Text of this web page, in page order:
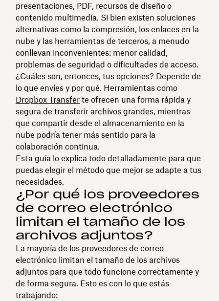
presentaciones, PDF, recursos de diseño o
contenido multimedia. Si bien existen soluciones
alternativas como la compresión, los enlaces en la
nube y las herramientas de terceros, a menudo
conllevan inconvenientes: menor calidad,
problemas de seguridad o dificultades de acceso.
¿Cuáles son, entonces, tus opciones? Depende de
lo que envíes y por qué. Herramientas como
Dropbox Transfer te ofrecen una forma rápida y
segura de transferir archivos grandes, mientras
que compartir desde el almacenamiento en la
nube podría tener más sentido para la
colaboración continua.
Esta guía lo explica todo detalladamente para que
puedas elegir el método que mejor se adapte a tus
necesidades.
¿Por qué los proveedores
de correo electrónico
limitan el tamaño de los
archivos adjuntos?
La mayoría de los proveedores de correo
electrónico limitan el tamaño de los archivos
adjuntos para que todo funcione correctamente y
de forma segura. Esto es con lo que estás
trabajando: